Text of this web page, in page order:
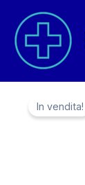
contenuto
In vendita!